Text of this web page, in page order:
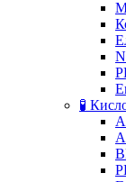
🧪